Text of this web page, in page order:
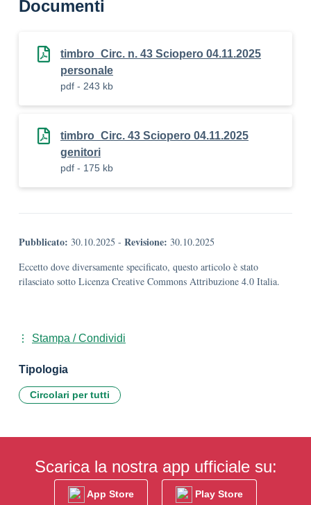
Documenti
timbro_Circ. n. 43 Sciopero 04.11.2025
personale
pdf - 243 kb
timbro_Circ. 43 Sciopero 04.11.2025
genitori
pdf - 175 kb
Pubblicato: 30.10.2025 - Revisione: 30.10.2025
Eccetto dove diversamente specificato, questo articolo è stato
rilasciato sotto Licenza Creative Commons Attribuzione 4.0 Italia.
Stampa / Condividi
Tipologia
Circolari per tutti
Scarica la nostra app ufficiale su:
App Store Play Store